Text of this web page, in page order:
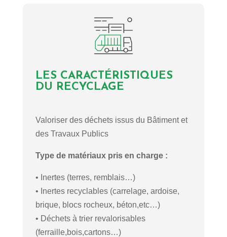
LES CARACTÉRISTIQUES
DU RECYCLAGE
Valoriser des déchets issus du Bâtiment et
des Travaux Publics
Type de matériaux pris en charge :
• Inertes (terres, remblais…)
• Inertes recyclables (carrelage, ardoise,
brique, blocs rocheux, béton,etc…)
• Déchets à trier revalorisables
(ferraille,bois,cartons…)